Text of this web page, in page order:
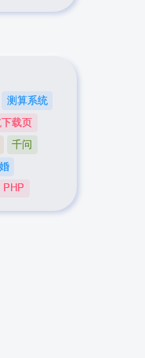
最新在线客服系统源码
测算系统
载页
千问
PHP